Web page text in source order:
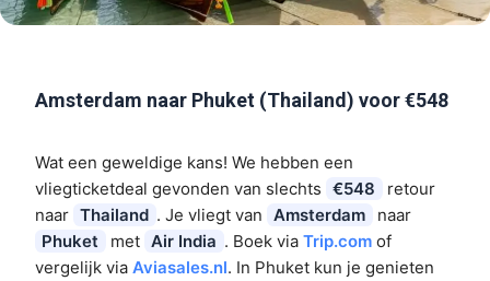
Amsterdam naar Phuket (Thailand) voor €548
Wat een geweldige kans! We hebben een
vliegticketdeal gevonden van slechts €548
retour
naar Thailand . Je vliegt van Amsterdam
naar
Phuket
met Air India . Boek via Trip.comof
vergelijk via Aviasales.nl. In Phuket kun je genieten